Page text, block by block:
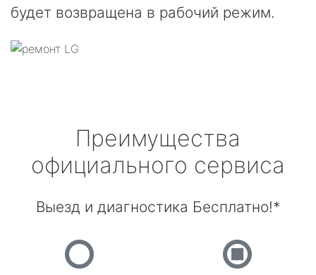
будет возвращена в рабочий режим.
Преимущества
официального сервиса
Выезд и диагностика Бесплатно!*